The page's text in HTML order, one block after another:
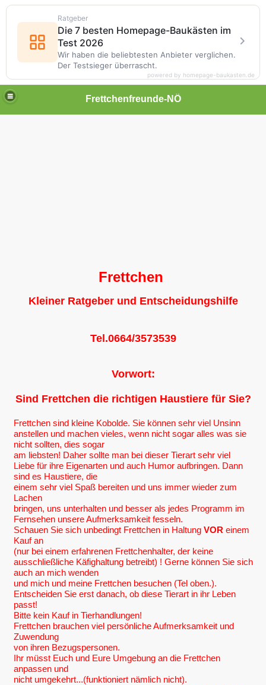
Frettchenfreunde-NÖ
Frettchen
Kleiner Ratgeber und Entscheidungshilfe
Tel.0664/3573539
Vorwort:
Sind Frettchen die richtigen Haustiere für Sie?
Frettchen sind kleine Kobolde. Sie können sehr viel Unsinn
anstellen und machen vieles, wenn nicht sogar alles was sie
nicht sollten, dies sogar
am liebsten! Daher sollte man bei dieser Tierart sehr viel
Liebe für ihre Eigenarten und auch Humor aufbringen. Dann
sind es Haustiere, die
einem sehr viel Spaß bereiten und uns immer wieder zum
Lachen
bringen, uns unterhalten und besser als jedes Programm im
Fernsehen unsere Aufmerksamkeit fesseln.
Schauen Sie sich unbedingt Frettchen in Haltung VOR einem
Kauf an
(nur bei einem erfahrenen Frettchenhalter, der keine
ausschließliche Käfighaltung betreibt) ! Gerne können Sie sich
auch an mich wenden
und mich und meine Frettchen besuchen (Tel oben.).
Entscheiden Sie erst danach, ob diese Tierart in ihr Leben
passt!
Bitte kein Kauf in Tierhandlungen!
Frettchen brauchen viel persönliche Aufmerksamkeit und
Zuwendung
von ihren Bezugspersonen.
Ihr müsst Euch und Eure Umgebung an die Frettchen
anpassen und
nicht umgekehrt...(funktioniert nämlich nicht).
Ratgeber
Die 7 besten Homepage-Baukästen im
Test 2026
Wir haben die beliebtesten Anbieter verglichen.
Der Testsieger überrascht.
powered by homepage-baukasten.de